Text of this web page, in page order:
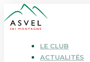
LE CLUB
ACTUALITÉS